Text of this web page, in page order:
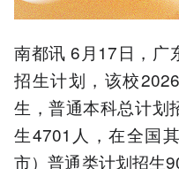
南都讯 6月17日，广
招生计划，该校
生，普通本科总计划
生4701人，在全国
市）普通类计划招生